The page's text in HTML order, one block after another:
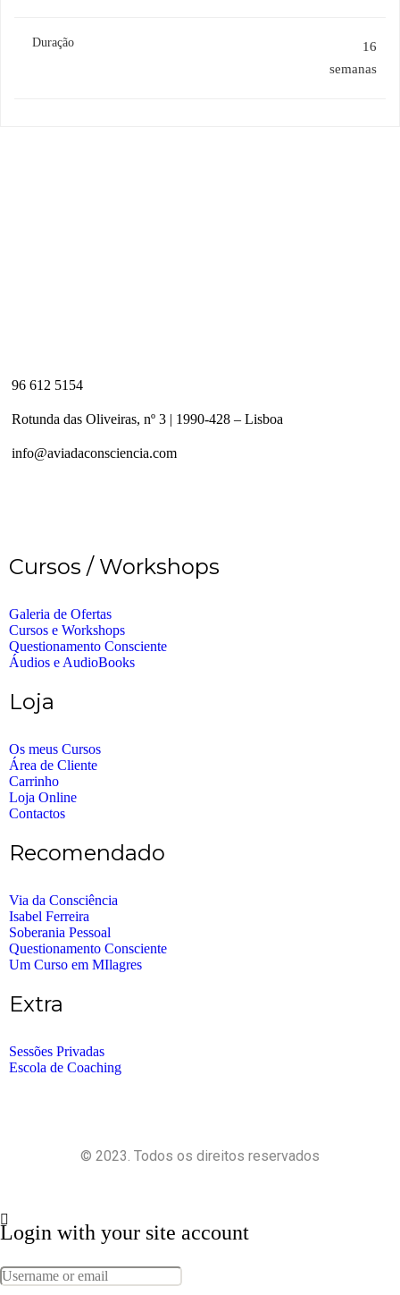
Duração
16
semanas
96 612 5154
Rotunda das Oliveiras, nº 3 | 1990-428 – Lisboa
info@aviadaconsciencia.com
Cursos / Workshops
Galeria de Ofertas
Cursos e Workshops
Questionamento Consciente
Áudios e AudioBooks
Loja
Os meus Cursos
Área de Cliente
Carrinho
Loja Online
Contactos
Recomendado
Via da Consciência
Isabel Ferreira
Soberania Pessoal
Questionamento Consciente
Um Curso em MIlagres
Extra
Sessões Privadas
Escola de Coaching
© 2023. Todos os direitos reservados
Login with your site account